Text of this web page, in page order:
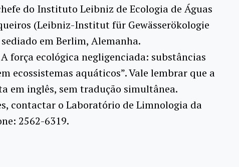
do Instituto Leibniz de Ecologia de Águas
(Leibniz-Institut für Gewässerökologie
em Berlim, Alemanha.
força ecológica negligenciada: substâncias
ecossistemas aquáticos”. Vale lembrar que a
em inglês, sem tradução simultânea.
contactar o Laboratório de Limnologia da
2562-6319.